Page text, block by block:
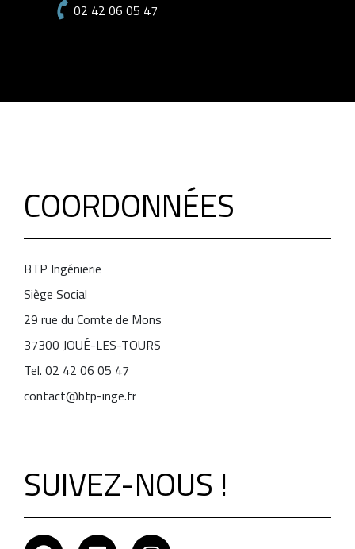
02 42 06 05 47
COORDONNÉES
BTP Ingénierie
Siège Social
29 rue du Comte de Mons
37300 JOUÉ-LES-TOURS
Tel. 02 42 06 05 47
contact@btp-inge.fr
SUIVEZ-NOUS !